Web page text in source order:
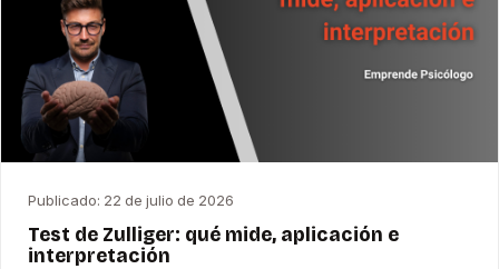
Publicado: 22 de julio de 2026
Test de Zulliger: qué mide, aplicación e
interpretación